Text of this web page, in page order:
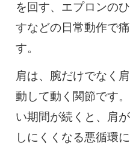
を回す、エプロンの
すなどの日常動作で
す。
肩は、腕だけでなく
動して動く関節です
い期間が続くと、肩
しにくくなる悪循環